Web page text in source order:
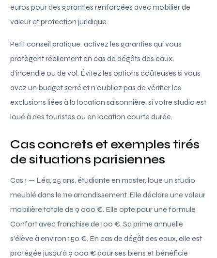
euros pour des garanties renforcées avec mobilier de
valeur et protection juridique.
Petit conseil pratique: activez les garanties qui vous
protègent réellement en cas de dégâts des eaux,
d’incendie ou de vol. Évitez les options coûteuses si vous
avez un budget serré et n’oubliez pas de vérifier les
exclusions liées à la location saisonnière, si votre studio est
loué à des touristes ou en location courte durée.
Cas concrets et exemples tirés
de situations parisiennes
Cas 1 — Léa, 25 ans, étudiante en master, loue un studio
meublé dans le 11e arrondissement. Elle déclare une valeur
mobilière totale de 9 000 €. Elle opte pour une formule
Confort avec franchise de 100 €. Sa prime annuelle
s’élève à environ 150 €. En cas de dégât des eaux, elle est
protégée jusqu’à 9 000 € pour ses biens et bénéficie